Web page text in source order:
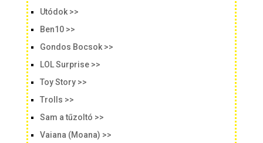
Utódok >>
Ben10 >>
Gondos Bocsok >>
LOL Surprise >>
Toy Story >>
Trolls >>
Sam a tűzoltó >>
Vaiana (Moana) >>